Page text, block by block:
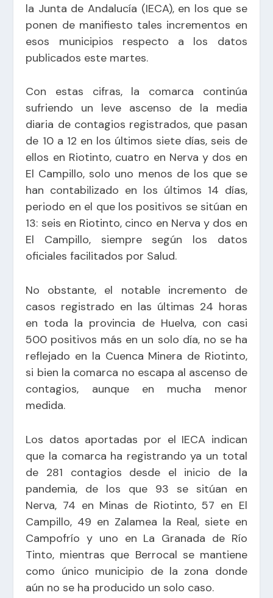
la Junta de Andalucía (IECA), en los que se
ponen de manifiesto tales incrementos en
esos municipios respecto a los datos
publicados este martes.
Con estas cifras, la comarca continúa
sufriendo un leve ascenso de la media
diaria de contagios registrados, que pasan
de 10 a 12 en los últimos siete días, seis de
ellos en Riotinto, cuatro en Nerva y dos en
El Campillo, solo uno menos de los que se
han contabilizado en los últimos 14 días,
periodo en el que los positivos se sitúan en
13: seis en Riotinto, cinco en Nerva y dos en
El Campillo, siempre según los datos
oficiales facilitados por Salud.
No obstante, el notable incremento de
casos registrado en las últimas 24 horas
en toda la provincia de Huelva, con casi
500 positivos más en un solo día, no se ha
reflejado en la Cuenca Minera de Riotinto,
si bien la comarca no escapa al ascenso de
contagios, aunque en mucha menor
medida.
Los datos aportadas por el IECA indican
que la comarca ha registrando ya un total
de 281 contagios desde el inicio de la
pandemia, de los que 93 se sitúan en
Nerva, 74 en Minas de Riotinto, 57 en El
Campillo, 49 en Zalamea la Real, siete en
Campofrío y uno en La Granada de Río
Tinto, mientras que Berrocal se mantiene
como único municipio de la zona donde
aún no se ha producido un solo caso.